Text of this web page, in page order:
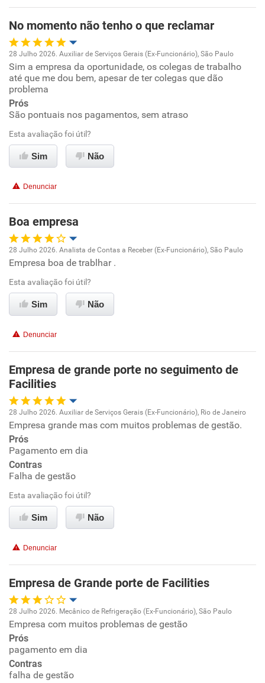
Benefícios
Recomenda esta empresa
Recomenda a diretoria
No momento não tenho o que reclamar
Oportunidade de promoção
Benefícios
Recomenda esta empresa
Recomenda a diretoria
28 Julho 2026. Auxiliar de Serviços Gerais (Ex-Funcionário), São Paulo
Sim a empresa da oportunidade, os colegas de trabalho
até que me dou bem, apesar de ter colegas que dão
problema
Prós
São pontuais nos pagamentos, sem atraso
Esta avaliação foi útil?
Sim Não
Denunciar
Boa empresa
Oportunidade de promoção
Ambiente de trabalho
Benefícios
Recomenda esta empresa
Recomenda a diretoria
28 Julho 2026. Analista de Contas a Receber (Ex-Funcionário), São Paulo
Empresa boa de trablhar .
Esta avaliação foi útil?
Sim Não
Denunciar
Empresa de grande porte no seguimento de
Facilities
Oportunidade de promoção
Ambiente de trabalho
Benefícios
Recomenda esta empresa
Não recomenda a diretoria
28 Julho 2026. Auxiliar de Serviços Gerais (Ex-Funcionário), Rio de Janeiro
Empresa grande mas com muitos problemas de gestão.
Prós
Pagamento em dia
Contras
Falha de gestão
Esta avaliação foi útil?
Sim Não
Denunciar
Empresa de Grande porte de Facilities
Oportunidade de promoção
Ambiente de trabalho
28 Julho 2026. Mecânico de Refrigeração (Ex-Funcionário), São Paulo
Empresa com muitos problemas de gestão
Prós
pagamento em dia
Contras
falha de gestão